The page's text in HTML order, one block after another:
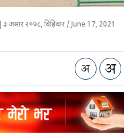
३ असार २०७८, बिहिबार / June 17, 2021